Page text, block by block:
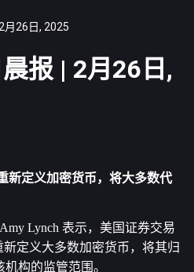
月26日, 2025
报 | 2月26日,
新定义加密货币，将大多数代
Lynch 表示，美国证券交易
定义大多数加密货币，将其归
构的监管范围。